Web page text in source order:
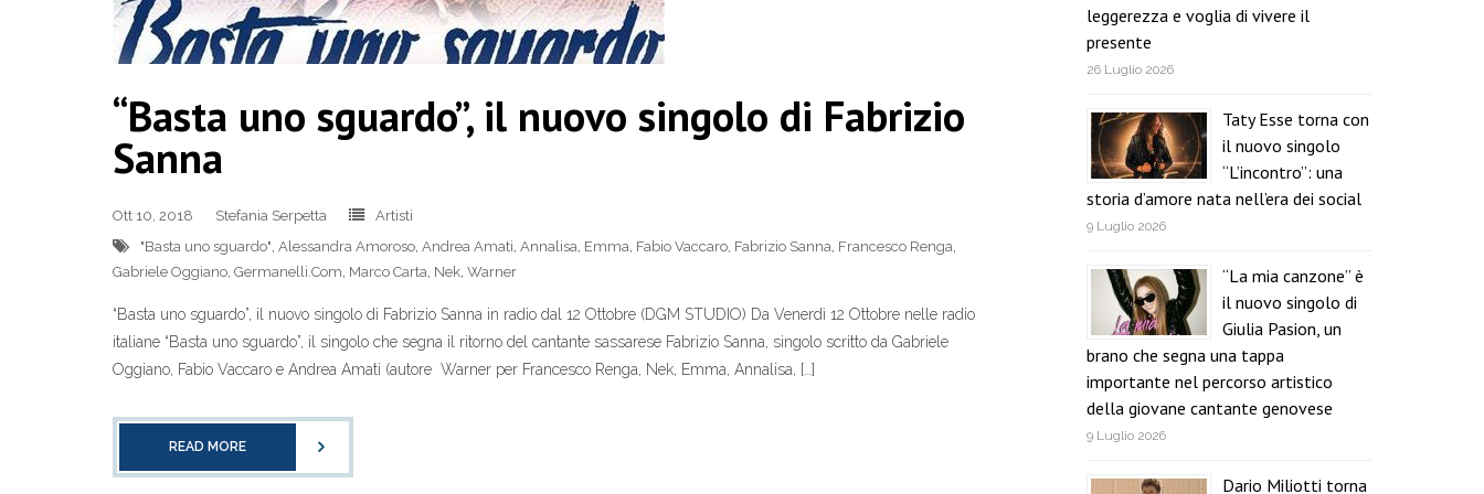
“Basta uno sguardo”, il nuovo singolo di Fabrizio
Sanna
Ott 10, 2018 Stefania Serpetta
Artisti
"Basta uno sguardo", Alessandra Amoroso, Andrea Amati, Annalisa, Emma, Fabio Vaccaro, Fabrizio Sanna, Francesco Renga,
Gabriele Oggiano, Germanelli.Com, Marco Carta, Nek, Warner
“Basta uno sguardo”, il nuovo singolo di Fabrizio Sanna in radio dal 12 Ottobre (DGM STUDIO) Da Venerdì 12 Ottobre nelle radio
italiane “Basta uno sguardo”, il singolo che segna il ritorno del cantante sassarese Fabrizio Sanna, singolo scritto da Gabriele
Oggiano, Fabio Vaccaro e Andrea Amati (autore Warner per Francesco Renga, Nek, Emma, Annalisa, […]
READ MORE
leggerezza e voglia di vivere il
presente
26 Luglio 2026
Taty Esse torna con
il nuovo singolo
“L’incontro”: una
storia d’amore nata nell’era dei social
9 Luglio 2026
“La mia canzone” è
il nuovo singolo di
Giulia Pasion, un
brano che segna una tappa
importante nel percorso artistico
della giovane cantante genovese
9 Luglio 2026
Dario Miliotti torna